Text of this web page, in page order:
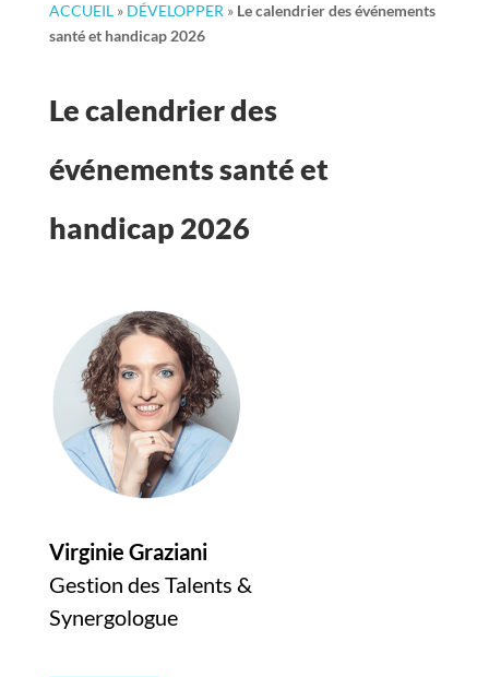
ACCUEIL» DÉVELOPPER » Le calendrier des événements
santé et handicap 2026
Le calendrier des
événements santé et
handicap 2026
Virginie Graziani
Gestion des Talents &
Synergologue